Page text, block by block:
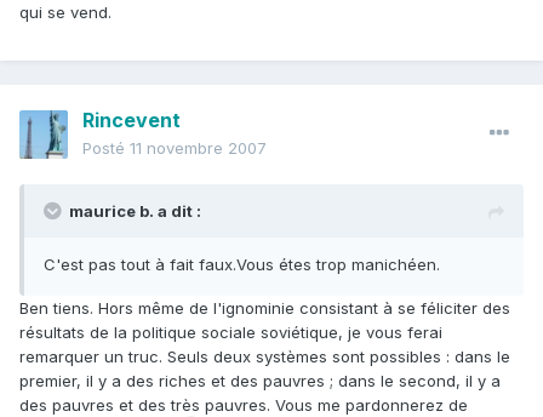
qui se vend.
Rincevent
Posté 11 novembre 2007
maurice b. a dit :
C'est pas tout à fait faux.Vous étes trop manichéen.
Ben tiens. Hors même de l'ignominie consistant à se féliciter des
résultats de la politique sociale soviétique, je vous ferai
remarquer un truc. Seuls deux systèmes sont possibles : dans le
premier, il y a des riches et des pauvres ; dans le second, il y a
des pauvres et des très pauvres. Vous me pardonnerez de